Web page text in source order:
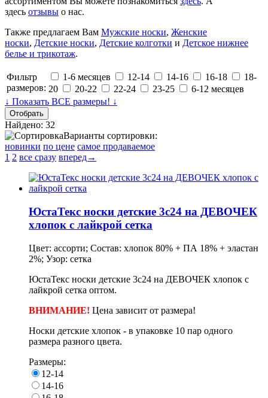
здесь отзывы о нас.
Также предлагаем Вам Мужские носки, Женские
носки, Детские носки, Детские колготки и Детское нижнее
белье и трикотаж.
Фильтр
размеров:
1-6 месяцев 12-14 14-16 16-18
18-
20
20-22 22-24 23-25
6-12 месяцев
↓ Показать ВСЕ размеры! ↓
Найдено: 32
Варианты сортировки:
новинки по цене самое продаваемое
1 2 все сразу вперед→
ЮстаТекс носки детские 3с24 на ДЕВОЧЕК
хлопок с лайкрой сетка
Цвет: ассорти; Состав: хлопок 80% + ПА 18% + эластан
2%; Узор: сетка
ЮстаТекс носки детские 3с24 на ДЕВОЧЕК хлопок с
лайкрой сетка оптом.
ВНИМАНИЕ! Цена зависит от размера!
Носки детские хлопок - в упаковке 10 пар одного
размера разного цвета.
Размеры:
12-14
14-16